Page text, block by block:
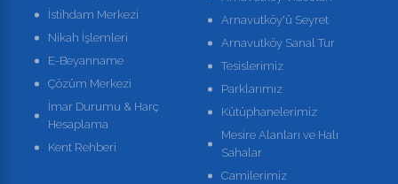
İstihdam Merkezi
Nikah İşlemleri
E-Beyanname
Çözüm Merkezi
İmar Durumu & Harç
Hesaplama
Kent Rehberi
Arnavutköy'ü Seyret
Arnavutköy Sanal Tur
Tesislerimiz
Parklarımız
Kütüphanelerimiz
Mesire Alanları ve Halı
Sahalar
Camilerimiz